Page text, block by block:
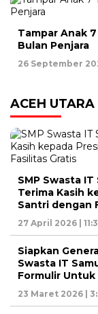
Tampar Anak
Bulan Penjara
26 September
ACEH UTARA
SMP Swasta
Terima Kasih
Santri dengan
27 April 2026 |
Siapkan
Swasta IT
Formulir
23 Maret 2026 |